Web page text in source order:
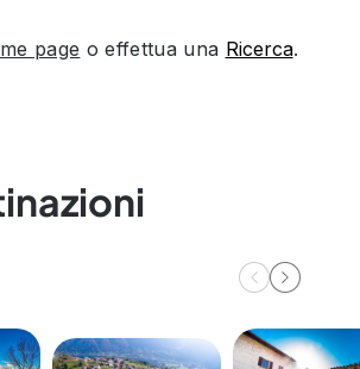
page o effettua una Ricerca.